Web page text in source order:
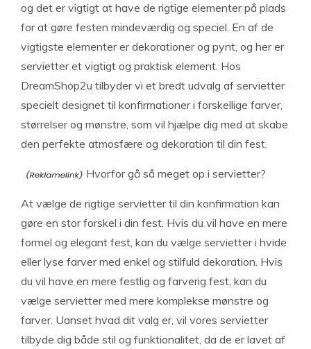
og det er vigtigt at have de rigtige elementer på plads
for at gøre festen mindeværdig og speciel. En af de
vigtigste elementer er dekorationer og pynt, og her er
servietter et vigtigt og praktisk element. Hos
DreamShop2u tilbyder vi et bredt udvalg af servietter
specielt designet til konfirmationer i forskellige farver,
størrelser og mønstre, som vil hjælpe dig med at skabe
den perfekte atmosfære og dekoration til din fest.
Hvorfor gå så meget op i servietter?
At vælge de rigtige servietter til din konfirmation kan
gøre en stor forskel i din fest. Hvis du vil have en mere
formel og elegant fest, kan du vælge servietter i hvide
eller lyse farver med enkel og stilfuld dekoration. Hvis
du vil have en mere festlig og farverig fest, kan du
vælge servietter med mere komplekse mønstre og
farver. Uanset hvad dit valg er, vil vores servietter
tilbyde dig både stil og funktionalitet, da de er lavet af